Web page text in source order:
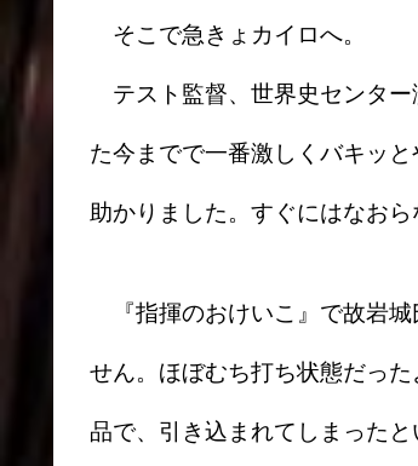
そこで急きょカイロへ。
テスト監督、世界史センター
た今までで一番激しくバキッ
助かりました。すぐにはなお
『指揮のおけいこ』で故岩城
せん。ほぼむち打ち状態だっ
品で、引き込まれてしまったと